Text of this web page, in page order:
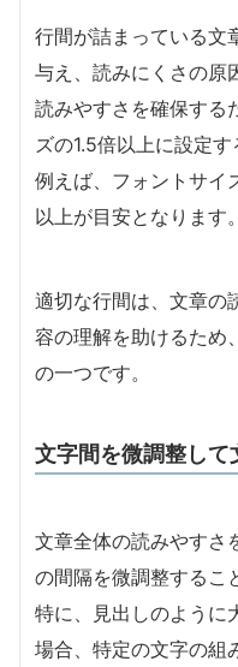
行間が詰まっている文
与え、読みにくさの原
読みやすさを確保する
ズの1.5倍以上に設定す
例えば、フォントサイ
以上が目安となります。
適切な行間は、文章の
容の理解を助けるため
の一つです。
文字間を微調整し
文章全体の読みやすさ
の間隔を微調整するこ
特に、見出しのように
場合、特定の文字の組